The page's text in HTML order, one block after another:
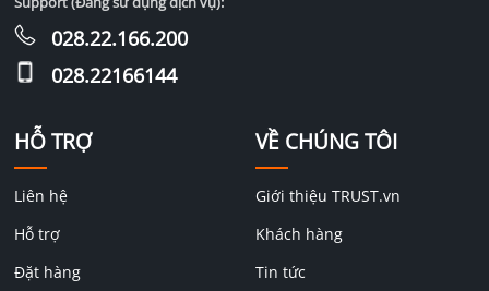
HỖ TRỢ
Liên hệ
Hỗ trợ
Đặt hàng
VỀ CHÚNG TÔI
Giới thiệu TRUST.vn
Khách hàng
Tin tức
028.22.166.200
028.22166144